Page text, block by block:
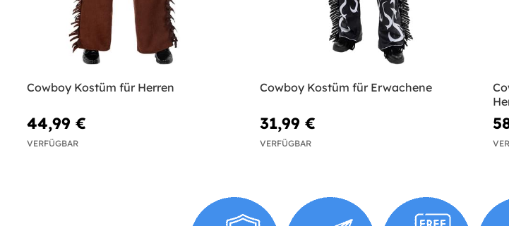
Cowboy Kostüm für Herren
44,99 €
VERFÜGBAR
Cowboy Kostüm für Erwachene
31,99 €
VERFÜGBAR